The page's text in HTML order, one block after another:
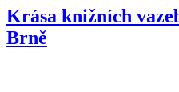
Krása knižních
Brně